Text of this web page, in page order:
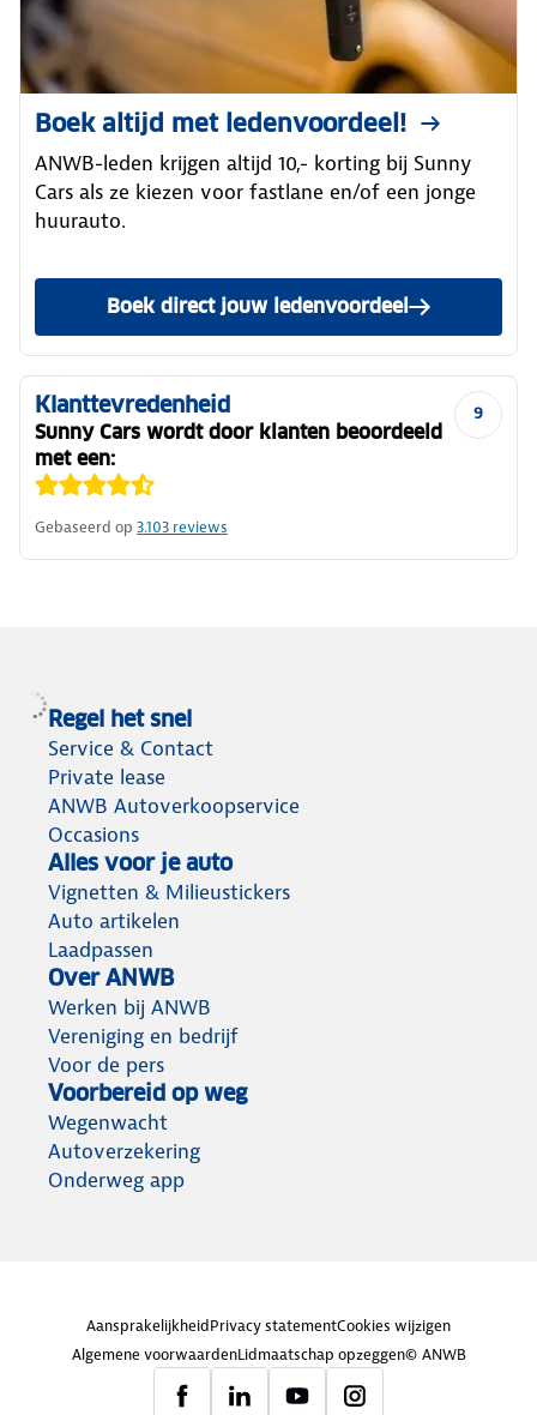
Boek altijd met ledenvoordeel!
ANWB-leden krijgen altijd 10,- korting bij Sunny
Cars als ze kiezen voor fastlane en/of een jonge
huurauto.
Boek direct jouw ledenvoordeel
9
Klanttevredenheid
Sunny Cars wordt door klanten beoordeeld
met een:
Gebaseerd op 3.103 reviews
Regel het snel
Service & Contact
Private lease
ANWB Autoverkoopservice
Occasions
Alles voor je auto
Vignetten & Milieustickers
Auto artikelen
Laadpassen
Over ANWB
Werken bij ANWB
Vereniging en bedrijf
Voor de pers
Voorbereid op weg
Wegenwacht
Autoverzekering
Onderweg app
AansprakelijkheidPrivacy statementCookies wijzigen
Algemene voorwaardenLidmaatschap opzeggen© ANWB